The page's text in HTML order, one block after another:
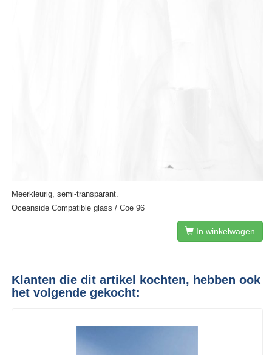
Meerkleurig, semi-transparant.
Oceanside Compatible glass / Coe 96
In winkelwagen
Klanten die dit artikel kochten, hebben ook
het volgende gekocht: